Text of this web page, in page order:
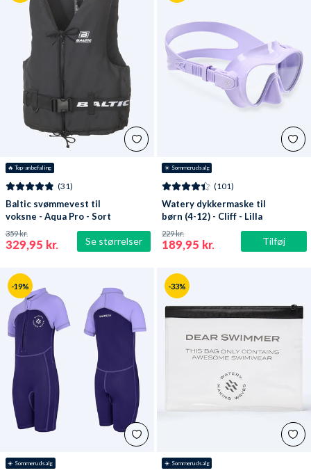
🔥 Top-anbefaling
Se størrelser
(31)
Baltic svømmevest til
voksne - Aqua Pro - Sort
329,95 kr.
359 kr.
☀️ Sommerudsalg
Tilføj
(101)
Watery dykkermaske til
børn (4-12) - Cliff - Lilla
189,95 kr.
229 kr.
-19%
☀️ Sommerudsalg
-33%
☀️ Sommerudsalg